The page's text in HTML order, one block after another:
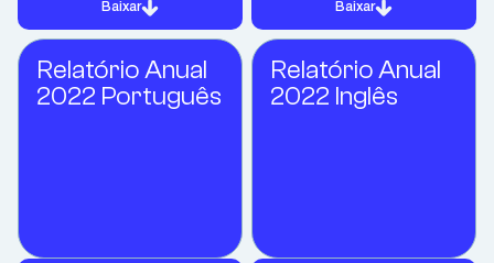
Baixar Baixar
Relatório Anual
2022 Português
Relatório Anual
2022 Inglês